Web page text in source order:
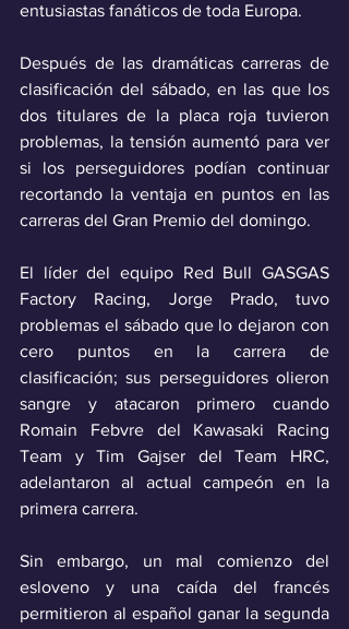
entusiastas fanáticos de toda Europa.
Después de las dramáticas carreras de
clasificación del sábado, en las que los
dos titulares de la placa roja tuvieron
problemas, la tensión aumentó para ver
si los perseguidores podían continuar
recortando la ventaja en puntos en las
carreras del Gran Premio del domingo.
El líder del equipo Red Bull GASGAS
Factory Racing, Jorge Prado, tuvo
problemas el sábado que lo dejaron con
cero puntos en la carrera de
clasificación; sus perseguidores olieron
sangre y atacaron primero cuando
Romain Febvre del Kawasaki Racing
Team y Tim Gajser del Team HRC,
adelantaron al actual campeón en la
primera carrera.
Sin embargo, un mal comienzo del
esloveno y una caída del francés
permitieron al español ganar la segunda